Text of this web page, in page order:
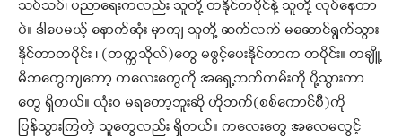
သပ်သပ်၊ ပညာရေးကလည်း သူတို့ တနိုင်တပိုင်နဲ့ သူတို့ လုပ်နေတာ
ပဲ။ ဒါပေမယ့် နောက်ဆုံး မှာကျ သူတို့ ဆက်လက် မဆောင်ရွက်သွား
နိုင်တာတပိုင်း ၊ (တက္ကသိုလ်)တွေ မဖွင့်ပေးနိုင်တာက တပိုင်း။ တချိူ့
မိဘတွေကျတော့ ကလေးတွေကို အရှေ့ဘက်ကမ်းကို ပို့သွားတာ
တွေ ရှိတယ်။ လုံးဝ မရတော့ဘူးဆို ဟိုဘက်(စစ်ကောင်စီ)ကို
ပြန်သွားကြတဲ့ သူတွေလည်း ရှိတယ်။ ကလေးတွေ အလေမလွင့်